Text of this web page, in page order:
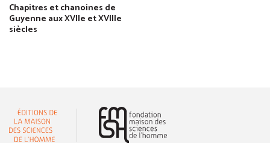
Chapitres et chanoines de
Guyenne aux XVIIe et XVIIIe
siècles